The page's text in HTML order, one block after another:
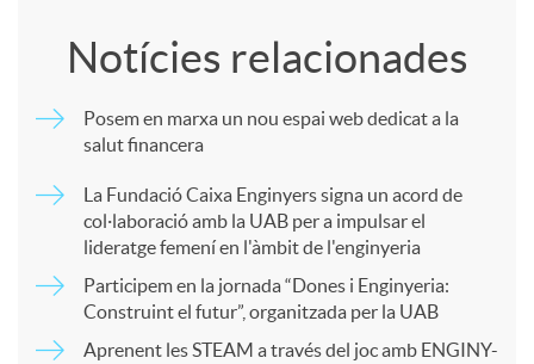
m
Notícies relacionades
Posem en marxa un nou espai web dedicat a la
salut financera
La Fundació Caixa Enginyers signa un acord de
col·laboració amb la UAB per a impulsar el
lideratge femení en l'àmbit de l'enginyeria
Participem en la jornada “Dones i Enginyeria:
Construint el futur”, organitzada per la UAB
Aprenent les STEAM a través del joc amb ENGINY-